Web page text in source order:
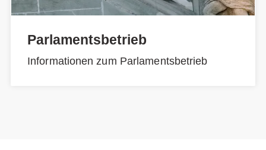
Parlamentsbetrieb
Informationen zum Parlamentsbetrieb